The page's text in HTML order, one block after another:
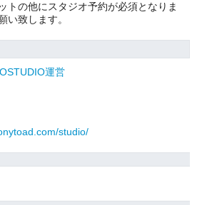
トの他にスタジオ予約が必須となりま
い致します。
運営
studio/